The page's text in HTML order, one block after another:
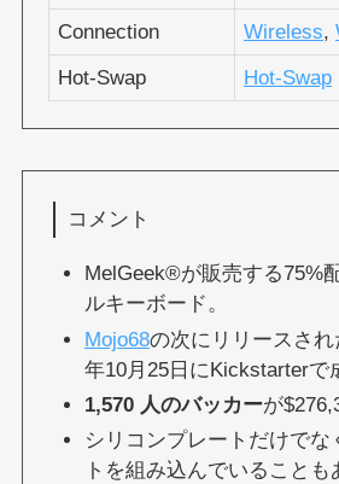
Connection
Wireless,
Hot-Swap
Hot-Swap
コメント
MelGeek®︎が販売する75%
ルキーボード。
Mojo68の次にリリースさ
年10月25日にKickstarterで
1,570 人のバッカーが
シリコンプレートだけでな
トを組み込んでいること